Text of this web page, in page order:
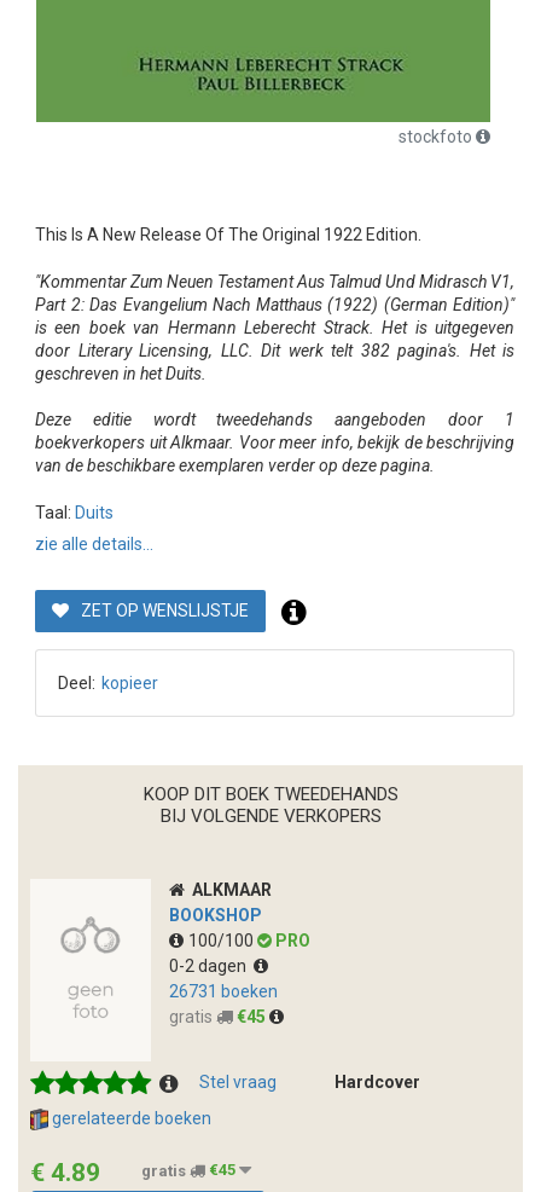
stockfoto
This Is A New Release Of The Original 1922 Edition.
"Kommentar Zum Neuen Testament Aus Talmud Und Midrasch V1,
Part 2: Das Evangelium Nach Matthaus (1922) (German Edition)"
is een boek van Hermann Leberecht Strack. Het is uitgegeven
door Literary Licensing, LLC. Dit werk telt 382 pagina's. Het is
geschreven in het Duits.
Deze editie wordt tweedehands aangeboden door 1
boekverkopers uit Alkmaar. Voor meer info, bekijk de beschrijving
van de beschikbare exemplaren verder op deze pagina.
Taal: Duits
zie alle details...
ZET OP WENSLIJSTJE
Deel: kopieer
KOOP DIT BOEK TWEEDEHANDS
BIJ VOLGENDE VERKOPERS
ALKMAAR
BOOKSHOP
100/100
PRO
0-2 dagen
26731 boeken
gratis
€45
Stel vraag
Hardcover
gerelateerde boeken
€ 4.89 gratis €45